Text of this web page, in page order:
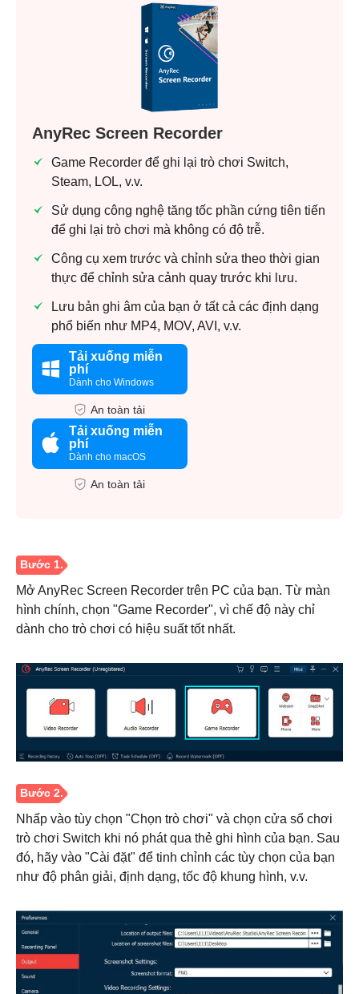
AnyRec Screen Recorder
Game Recorder để ghi lại trò chơi Switch,
Steam, LOL, v.v.
Sử dụng công nghệ tăng tốc phần cứng tiên tiến
để ghi lại trò chơi mà không có độ trễ.
Công cụ xem trước và chỉnh sửa theo thời gian
thực để chỉnh sửa cảnh quay trước khi lưu.
Lưu bản ghi âm của bạn ở tất cả các định dạng
phổ biến như MP4, MOV, AVI, v.v.
Tải xuống miễn
phí
Dành cho Windows
An toàn tải
Tải xuống miễn
phí
Dành cho macOS
An toàn tải
Mở AnyRec Screen Recorder trên PC của bạn. Từ màn
hình chính, chọn "Game Recorder", vì chế độ này chỉ
dành cho trò chơi có hiệu suất tốt nhất.
Nhấp vào tùy chọn "Chọn trò chơi" và chọn cửa sổ chơi
trò chơi Switch khi nó phát qua thẻ ghi hình của bạn. Sau
đó, hãy vào "Cài đặt" để tinh chỉnh các tùy chọn của bạn
như độ phân giải, định dạng, tốc độ khung hình, v.v.